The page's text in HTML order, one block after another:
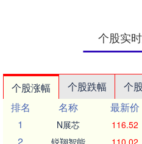
个股实
个股涨幅 个股跌幅 个
排名
名称 最新价
1
N展芯 116.52